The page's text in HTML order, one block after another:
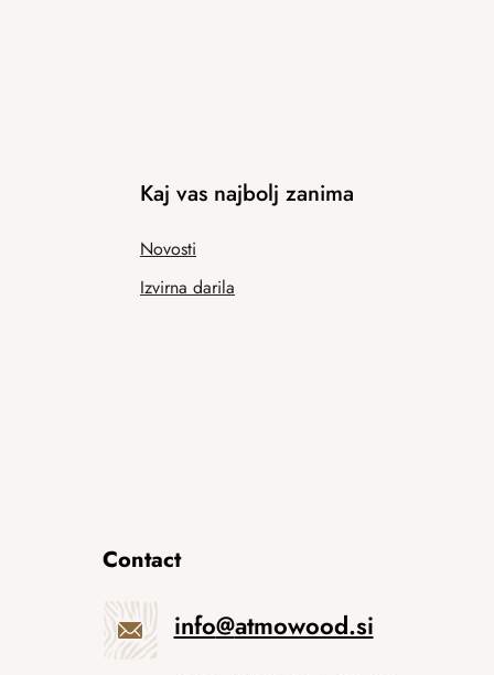
Kaj vas najbolj zanima
Novosti
Izvirna darila
Contact
info@atmowood.si